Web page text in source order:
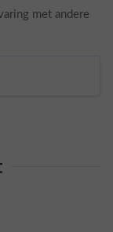
met andere